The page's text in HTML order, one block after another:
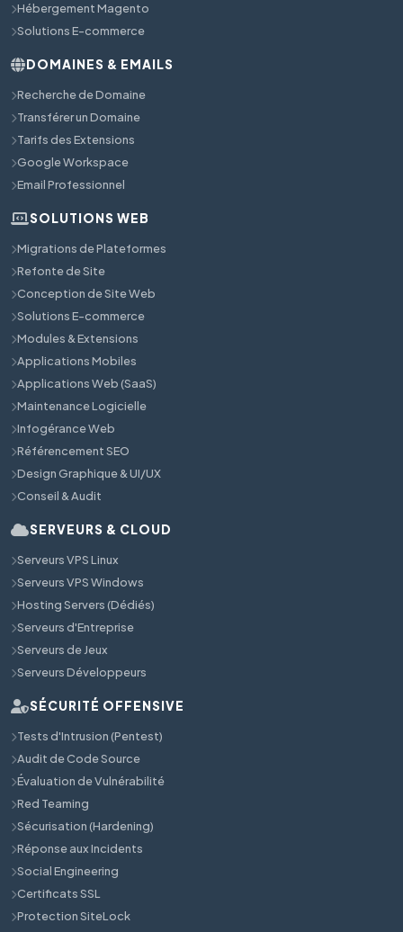
Hébergement Magento
Solutions E-commerce
DOMAINES & EMAILS
Recherche de Domaine
Transférer un Domaine
Tarifs des Extensions
Google Workspace
Email Professionnel
SOLUTIONS WEB
Migrations de Plateformes
Refonte de Site
Conception de Site Web
Solutions E-commerce
Modules & Extensions
Applications Mobiles
Applications Web (SaaS)
Maintenance Logicielle
Infogérance Web
Référencement SEO
Design Graphique & UI/UX
Conseil & Audit
SERVEURS & CLOUD
Serveurs VPS Linux
Serveurs VPS Windows
Hosting Servers (Dédiés)
Serveurs d'Entreprise
Serveurs de Jeux
Serveurs Développeurs
SÉCURITÉ OFFENSIVE
Tests d'Intrusion (Pentest)
Audit de Code Source
Évaluation de Vulnérabilité
Red Teaming
Sécurisation (Hardening)
Réponse aux Incidents
Social Engineering
Certificats SSL
Protection SiteLock